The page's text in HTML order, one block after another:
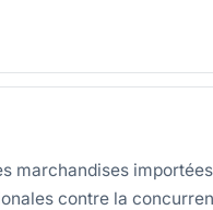
marchandises
contre la